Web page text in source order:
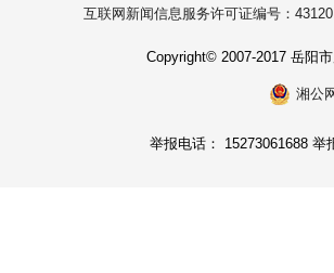
互联网新闻信息服务许可证编号：
Copyright© 2007-2017 岳阳
湘公
举报电话： 15273061688